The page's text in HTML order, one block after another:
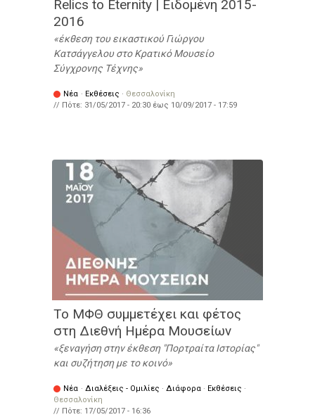
Relics to Eternity | Ειδομένη 2015-
2016
έκθεση του εικαστικού Γιώργου
Κατσάγγελου στο Κρατικό Μουσείο
Σύγχρονης Τέχνης
Νέα · Εκθέσεις · Θεσσαλονίκη
// Πότε: 31/05/2017 - 20:30 έως 10/09/2017 - 17:59
Το ΜΦΘ συμμετέχει και φέτος
στη Διεθνή Ημέρα Μουσείων
ξεναγήση στην έκθεση "Πορτραίτα Ιστορίας"
και συζήτηση με το κοινό
Νέα · Διαλέξεις - Ομιλίες · Διάφορα · Εκθέσεις ·
Θεσσαλονίκη
// Πότε: 17/05/2017 - 16:36